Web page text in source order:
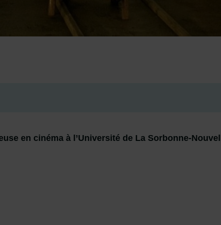
en cinéma à l’Université de La Sorbonne-